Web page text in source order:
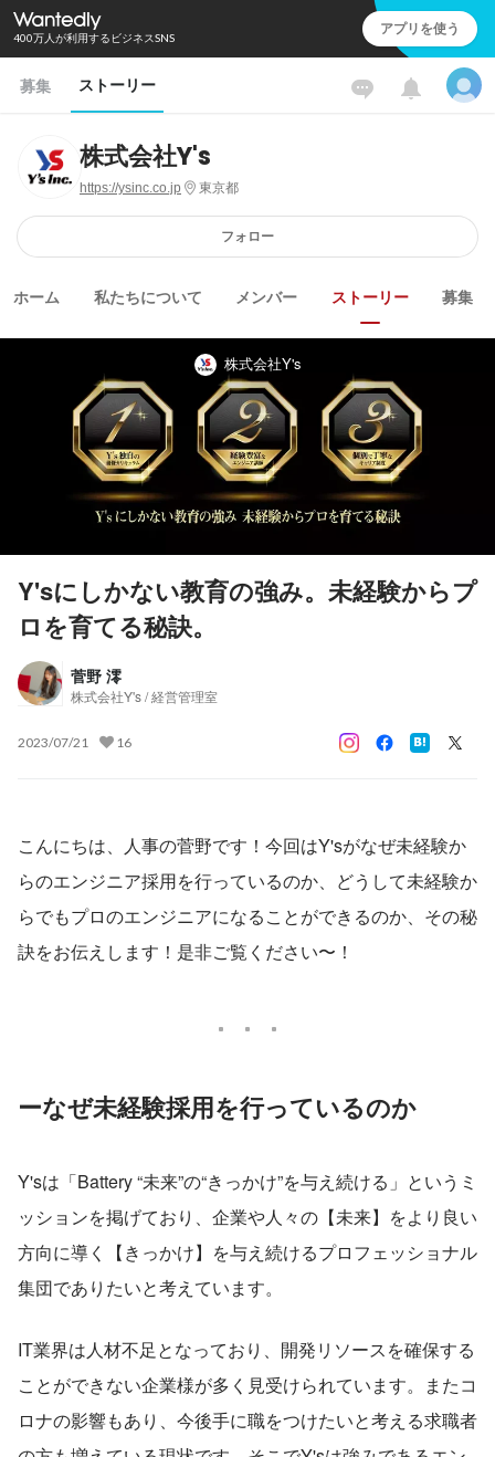
400万人が利用するビジネスSNS アプリを使う
募集 ストーリー
株式会社Y's
https://ysinc.co.jp 東京都
フォロー
ホーム 私たちについて メンバー ストーリー 募集
株式会社Y's
Y'sにしかない教育の強み。未経験からプ
ロを育てる秘訣。
菅野 澪
株式会社Y's / 経営管理室
2023/07/21 16
こんにちは、人事の菅野です！今回はY'sがなぜ未経験か
らのエンジニア採用を行っているのか、どうして未経験か
らでもプロのエンジニアになることができるのか、その秘
訣をお伝えします！是非ご覧ください〜！
ーなぜ未経験採用を行っているのか
Y'sは「Battery “未来”の“きっかけ”を与え続ける」というミ
ッションを掲げており、企業や人々の【未来】をより良い
方向に導く【きっかけ】を与え続けるプロフェッショナル
集団でありたいと考えています。
IT業界は人材不足となっており、開発リソースを確保する
ことができない企業様が多く見受けられています。またコ
ロナの影響もあり、今後手に職をつけたいと考える求職者